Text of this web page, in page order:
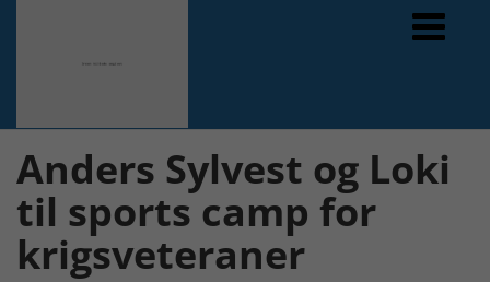
Anders Sylvest og Loki
til sports camp for
krigsveteraner